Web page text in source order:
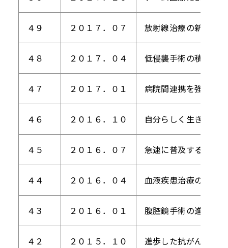
４９ ２０１７．０７ 放射線治療の新しい
４８ ２０１７．０４ 低侵襲手術の積極導入
４７ ２０１７．０１ 病院間連携を強化す
４６ ２０１６．１０ 自分らしく生きてい
４５ ２０１６．０７ 急速に普及するラジ
４４ ２０１６．０４ 血液疾患治療の標準
４３ ２０１６．０１ 腹腔鏡手術の進歩と
４２ ２０１５．１０ 進歩した抗がん剤治療